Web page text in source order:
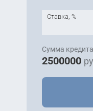
Ставка, %
Сумма кредита
2500000